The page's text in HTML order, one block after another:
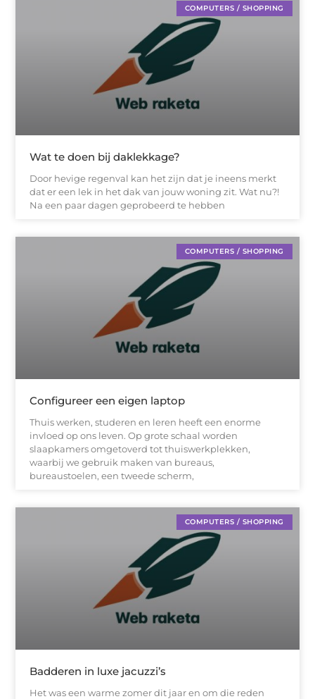
COMPUTERS / SHOPPING
Wat te doen bij daklekkage?
Door hevige regenval kan het zijn dat je ineens merkt
dat er een lek in het dak van jouw woning zit. Wat nu?!
Na een paar dagen geprobeerd te hebben
COMPUTERS / SHOPPING
Configureer een eigen laptop
Thuis werken, studeren en leren heeft een enorme
invloed op ons leven. Op grote schaal worden
slaapkamers omgetoverd tot thuiswerkplekken,
waarbij we gebruik maken van bureaus,
bureaustoelen, een tweede scherm,
COMPUTERS / SHOPPING
Badderen in luxe jacuzzi’s
Het was een warme zomer dit jaar en om die reden